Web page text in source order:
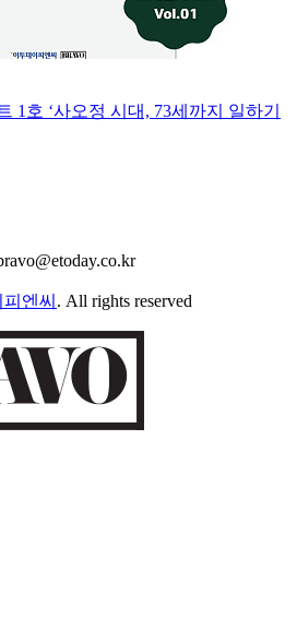
1호 ‘사오정 시대, 73세까지 일하기
엔씨 . All rights reserved